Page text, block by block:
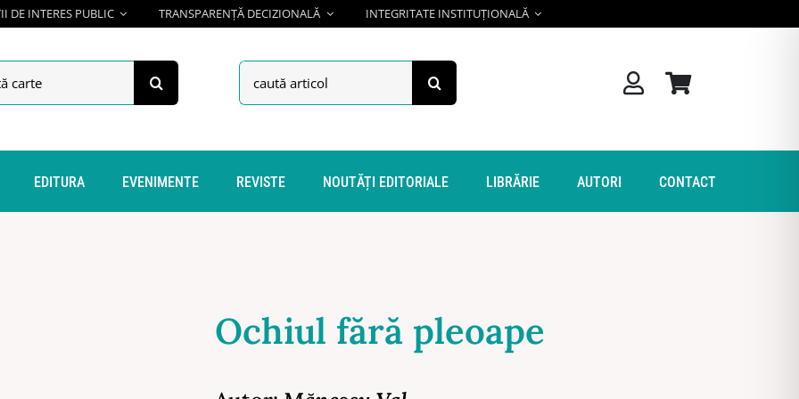
DE INTERES PUBLIC TRANSPARENȚĂ DECIZIONALĂ INTEGRITATE INSTITUȚIONALĂ
Search
for:
EDITURA EVENIMENTE REVISTE NOUTĂȚI EDITORIALE LIBRĂRIE AUTORI CONTACT
Ochiul fără pleoape